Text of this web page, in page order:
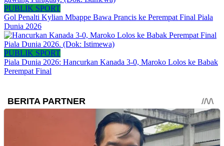
PUBLIK SPORT
Gol Penalti Kylian Mbappe Bawa Prancis ke Perempat Final Piala
Dunia 2026
PUBLIK SPORT
Piala Dunia 2026: Hancurkan Kanada 3-0, Maroko Lolos ke Babak
Perempat Final